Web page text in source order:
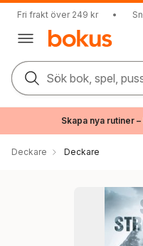
Fri frakt över 249 kr •
Sök bok, spel,
Skapa nya rutiner
Deckare Deckare